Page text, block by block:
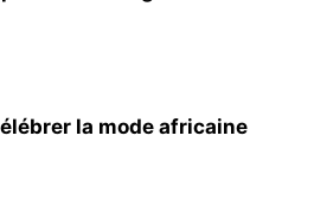
la mode africaine